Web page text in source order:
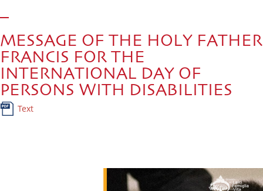
MESSAGE OF THE HOLY FATHER
FRANCIS FOR THE
INTERNATIONAL DAY OF
PERSONS WITH DISABILITIES
Text